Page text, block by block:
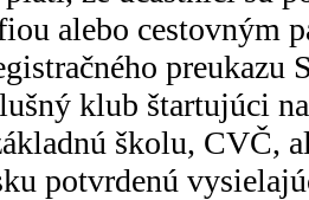
alebo cestovným
preukazu
klub štartujúci
školu, CVČ,
potvrdenú